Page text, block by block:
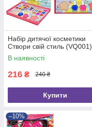
Набір дитячої косметики
Створи свій стиль (VQ001)
В наявності
216 ₴ 240 ₴
Купити
–10%